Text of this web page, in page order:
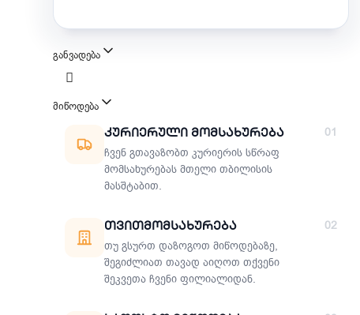
განვადება
მიწოდება
მიწოდების მეთოდები
01
Კურიერული Მომსახურება
ჩვენ გთავაზობთ კურიერის სწრაფ
მომსახურებას მთელი თბილისის
მასშტაბით.
02
Თვითმომსახურება
თუ გსურთ დაზოგოთ მიწოდებაზე,
შეგიძლიათ თავად აიღოთ თქვენი
შეკვეთა ჩვენი ფილიალიდან.